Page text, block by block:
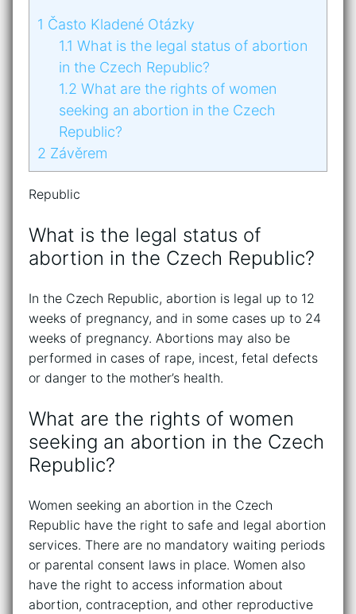
1 Často Kladené Otázky
1.1 What is the legal status of abortion
in the Czech Republic?
1.2 What are the rights of women
seeking an abortion in the Czech
Republic?
2 Závěrem
Republic
What is the legal status of
abortion in the Czech Republic?
In the Czech Republic, abortion is legal up to 12
weeks of pregnancy, and in some cases up to 24
weeks of pregnancy. Abortions may also be
performed in cases of rape, incest, fetal defects
or danger to the mother’s health.
What are the rights of women
seeking an abortion in the Czech
Republic?
Women seeking an abortion in the Czech
Republic have the right to safe and legal abortion
services. There are no mandatory waiting periods
or parental consent laws in place. Women also
have the right to access information about
abortion, contraception, and other reproductive